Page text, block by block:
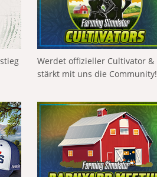
Werdet offizieller Cultivator &
stärkt mit uns die Community!